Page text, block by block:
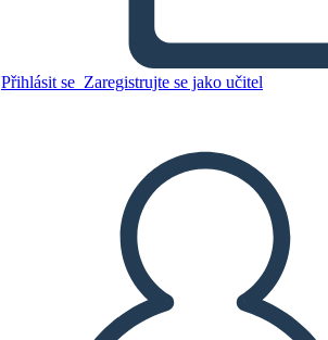
Přihlásit se Zaregistrujte se jako učitel
Zkopírujte tento scénář
PŘEHRÁT PREZENTACI
PŘEČTI MI